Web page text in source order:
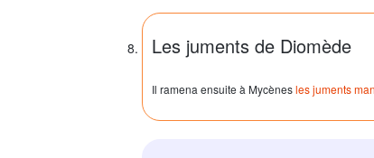
Les juments de Diomède
Il ramena ensuite à Mycènesles juments